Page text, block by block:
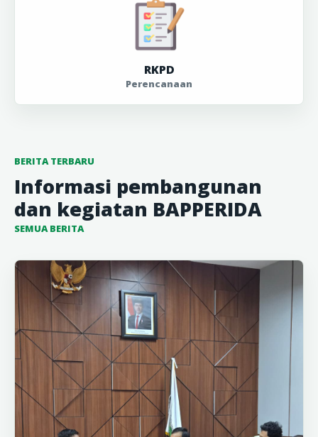
RKPD
Perencanaan
BERITA TERBARU
Informasi pembangunan
dan kegiatan BAPPERIDA
SEMUA BERITA